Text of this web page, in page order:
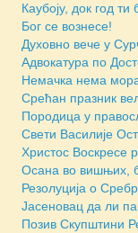
Каубоју, док год
Бoг се вознесе!
Духовно вече у
Адвокатура по
Немачка нема
Срећан празник
Породица у
Свети Василије
Христос Воскресе
Осана во вишњих,
Резолуција о
Јасеновац да ли
Позив Скупштини